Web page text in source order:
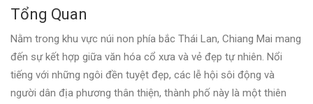
Tổng Quan
Nằm trong khu vực núi non phía bắc Thái Lan, Chiang Mai mang
đến sự kết hợp giữa văn hóa cổ xưa và vẻ đẹp tự nhiên. Nổi
tiếng với những ngôi đền tuyệt đẹp, các lễ hội sôi động và
người dân địa phương thân thiện, thành phố này là một thiên